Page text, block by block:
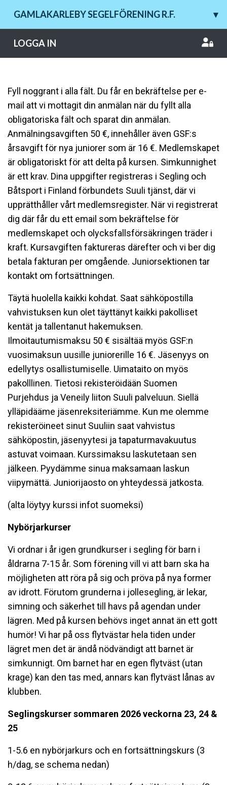
GAMLAKARLEBY SEGELFÖRENING R.F. ▾
LOGGA IN
Fyll noggrant i alla fält. Du får en bekräftelse per e-
mail att vi mottagit din anmälan när du fyllt alla
obligatoriska fält och sparat din anmälan.
Anmälningsavgiften 50 €, innehåller även GSF:s
årsavgift för nya juniorer som är 16 €. Medlemskapet
är obligatoriskt för att delta på kursen. Simkunnighet
är ett krav. Dina uppgifter registreras i Segling och
Båtsport i Finland förbundets Suuli tjänst, där vi
upprätthåller vårt medlemsregister. När vi registrerat
dig där får du ett email som bekräftelse för
medlemskapet och olycksfallsförsäkringen träder i
kraft. Kursavgiften faktureras därefter och vi ber dig
betala fakturan per omgående. Juniorsektionen tar
kontakt om fortsättningen.
Täytä huolella kaikki kohdat. Saat sähköpostilla
vahvistuksen kun olet täyttänyt kaikki pakolliset
kentät ja tallentanut hakemuksen.
Ilmoitautumismaksu 50 € sisältää myös GSF:n
vuosimaksun uusille juniorerille 16 €. Jäsenyys on
edellytys osallistumiselle. Uimataito on myös
pakolllinen. Tietosi rekisteröidään Suomen
Purjehdus ja Veneily liiton Suuli palveluun. Siellä
ylläpidääme jäsenreksiteriämme. Kun me olemme
rekisteröineet sinut Suuliin saat vahvistus
sähköpostin, jäsenyytesi ja tapaturmavakuutus
astuvat voimaan. Kurssimaksu laskutetaan sen
jälkeen. Pyydämme sinua maksamaan laskun
viipymättä. Juniorijaosto on yhteydessä jatkosta.
(alta löytyy kurssi infot suomeksi)
Nybörjarkurser
Vi ordnar i år igen grundkurser i segling för barn i
åldrarna 7-15 år. Som förening vill vi att barn ska ha
möjligheten att röra på sig och pröva på nya former
av idrott. Förutom grunderna i jollesegling, är lekar,
simning och säkerhet till havs på agendan under
lägren. Med på kursen behövs inget annat än ett gott
humör! Vi har på oss flytvästar hela tiden under
lägret men det är ändå nödvändigt att barnet är
simkunnigt. Om barnet har en egen flytväst (utan
krage) kan den tas med, annars kan flytväst lånas av
klubben.
Seglingskurser sommaren 2026 veckorna 23, 24 &
25
1-5.6 en nybörjarkurs och en fortsättningskurs (3
h/dag, se schema nedan)